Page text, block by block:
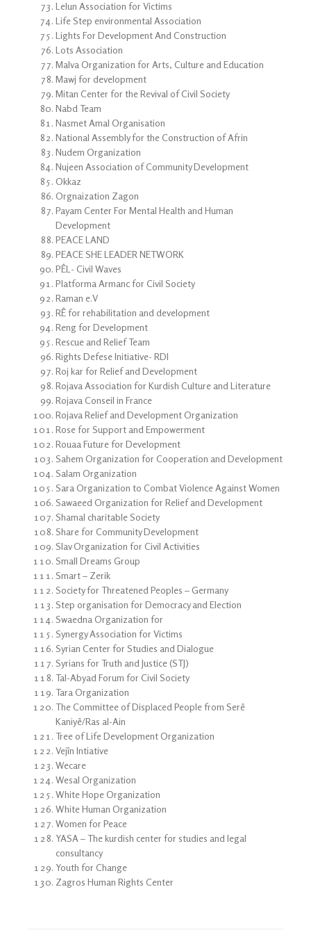
Lelun Association for Victims
Life Step environmental Association
Lights For Development And Construction
Lots Association
Malva Organization for Arts, Culture and Education
Mawj for development
Mitan Center for the Revival of Civil Society
Nabd Team
Nasmet Amal Organisation
National Assembly for the Construction of Afrin
Nudem Organization
Nujeen Association of Community Development
Okkaz
Orgnaization Zagon
Payam Center For Mental Health and Human
Development
PEACE LAND
PEACE SHE LEADER NETWORK
PÊL- Civil Waves
Platforma Armanc for Civil Society
Raman e.V
RÊ for rehabilitation and development
Reng for Development
Rescue and Relief Team
Rights Defese Initiative- RDI
Roj kar for Relief and Development
Rojava Association for Kurdish Culture and Literature
Rojava Conseil in France
Rojava Relief and Development Organization
Rose for Support and Empowerment
Rouaa Future for Development
Sahem Organization for Cooperation and Development
Salam Organization
Sara Organization to Combat Violence Against Women
Sawaeed Organization for Relief and Development
Shamal charitable Society
Share for Community Development
Slav Organization for Civil Activities
Small Dreams Group
Smart – Zerik
Society for Threatened Peoples – Germany
Step organisation for Democracy and Election
Swaedna Organization for
Synergy Association for Victims
Syrian Center for Studies and Dialogue
Syrians for Truth and Justice (STJ)
Tal-Abyad Forum for Civil Society
Tara Organization
The Committee of Displaced People from Serê
Kaniyê/Ras al-Ain
Tree of Life Development Organization
Vejîn Intiative
Wecare
Wesal Organization
White Hope Organization
White Human Organization
Women for Peace
YASA – The kurdish center for studies and legal
consultancy
Youth for Change
Zagros Human Rights Center